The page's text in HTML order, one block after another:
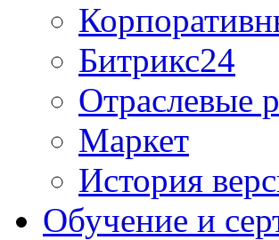
Битрикс24
Отраслевые
Маркет
История
Обучение и